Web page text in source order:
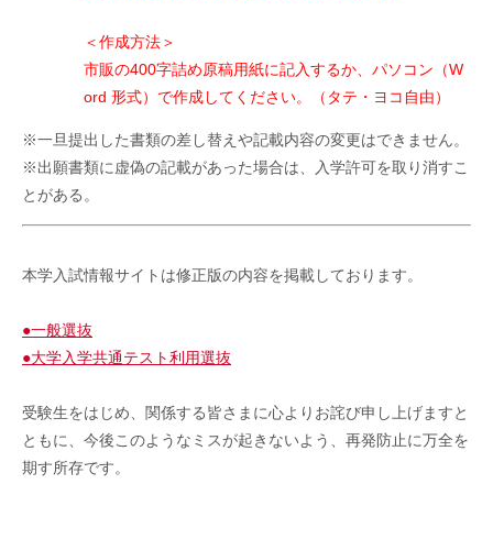
＜作成方法＞
市販の400字詰め原稿用紙に記入するか、パソコン（W
ord 形式）で作成してください。（タテ・ヨコ自由）
※一旦提出した書類の差し替えや記載内容の変更はできません。
※出願書類に虚偽の記載があった場合は、入学許可を取り消すこ
とがある。
本学入試情報サイトは修正版の内容を掲載しております。
●一般選抜
●大学入学共通テスト利用選抜
受験生をはじめ、関係する皆さまに心よりお詫び申し上げますと
ともに、今後このようなミスが起きないよう、再発防止に万全を
期す所存です。